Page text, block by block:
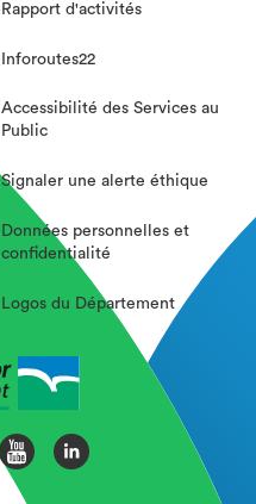
Rapport d'activités
Inforoutes22
Accessibilité des Services au
Public
Signaler une alerte éthique
Données personnelles et
confidentialité
Logos du Département